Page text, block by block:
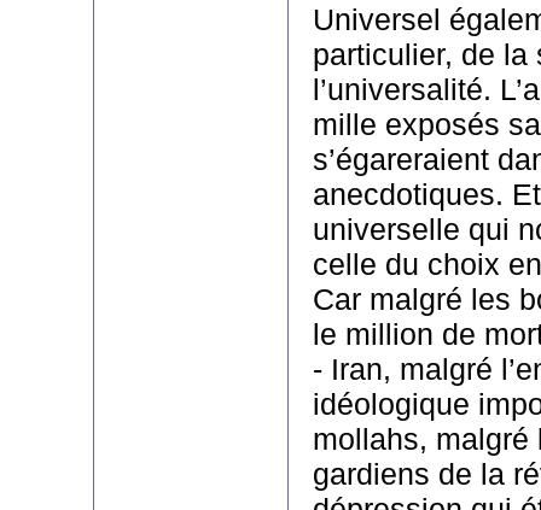
Universel
particulier, de la
l’universalité.
mille exposés
s’égareraient
anecdotiques.
universelle qui
celle du choix
Car malgré les
le million de
- Iran, malgré
idéologique
mollahs, malgré
gardiens de la